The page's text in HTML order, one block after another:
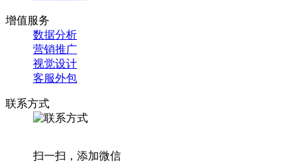
增值服务
数据分析
营销推广
视觉设计
客服外包
联系方式
扫一扫，添加微信